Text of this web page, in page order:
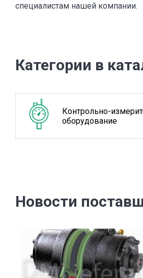
специалистам нашей компании.
Категории в
Контрольно-
оборудование
Новости